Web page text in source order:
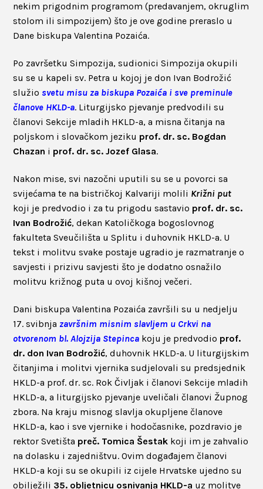
nekim prigodnim programom (predavanjem, okruglim
stolom ili simpozijem) što je ove godine preraslo u
Dane biskupa Valentina Pozaića.
Po završetku Simpozija, sudionici Simpozija okupili
su se u kapeli sv. Petra u kojoj je don Ivan Bodrožić
služio svetu misu za biskupa Pozaića i sve preminule
članove HKLD-a. Liturgijsko pjevanje predvodili su
članovi Sekcije mladih HKLD-a, a misna čitanja na
poljskom i slovačkom jeziku prof. dr. sc. Bogdan
Chazan i prof. dr. sc. Jozef Glasa.
Nakon mise, svi nazočni uputili su se u povorci sa
svijećama te na bistričkoj Kalvariji molili Križni put
koji je predvodio i za tu prigodu sastavio prof. dr. sc.
Ivan Bodrožić, dekan Katoličkoga bogoslovnog
fakulteta Sveučilišta u Splitu i duhovnik HKLD-a. U
tekst i molitvu svake postaje ugradio je razmatranje o
savjesti i prizivu savjesti što je dodatno osnažilo
molitvu križnog puta u ovoj kišnoj večeri.
Dani biskupa Valentina Pozaića završili su u nedjelju
17. svibnjazavršnim misnim slavljem u Crkvi na
otvorenom bl. Alojzija Stepinca koju je predvodio prof.
dr. don Ivan Bodrožić, duhovnik HKLD-a. U liturgijskim
čitanjima i molitvi vjernika sudjelovali su predsjednik
HKLD-a prof. dr. sc. Rok Čivljak i članovi Sekcije mladih
HKLD-a, a liturgijsko pjevanje uveličali članovi Župnog
zbora. Na kraju misnog slavlja okupljene članove
HKLD-a, kao i sve vjernike i hodočasnike, pozdravio je
rektor Svetišta preč. Tomica Šestak koji im je zahvalio
na dolasku i zajedništvu. Ovim događajem članovi
HKLD-a koji su se okupili iz cijele Hrvatske ujedno su
obilježili 35. obljetnicu osnivanja HKLD-a uz molitve